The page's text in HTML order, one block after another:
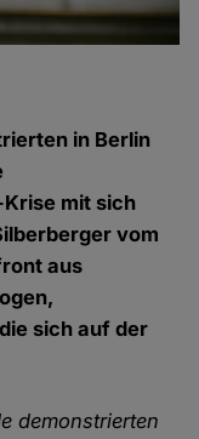
in Berlin
mit sich
vom
aus
sich auf der
demonstrierten